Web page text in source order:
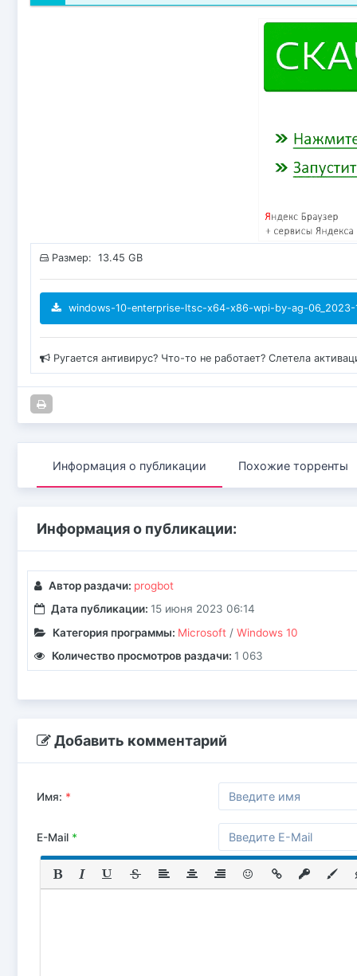
Размер: 13.45 GB
windows-10-enterprise-ltsc-x64-x86-wpi-by-ag-06_2023-
Ругается антивирус? Что-то не работает? Слетела
Информация о публикации Похожие торренты
Информация о публикации:
Автор раздачи: progbot
Дата публикации: 15 июня 2023 06:14
Категория программы: Microsoft/ Windows 10
Количество просмотров раздачи: 1 063
Добавить комментарий
Имя: *
E-Mail *